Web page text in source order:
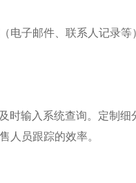
子邮件、联系人记录等
输入系统查询。定制细
人员跟踪的效率。